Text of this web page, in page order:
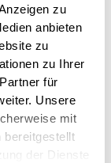
zu
anbieten
zu
zu Ihrer
für
Unsere
mit
bereitgestellt
der Dienste